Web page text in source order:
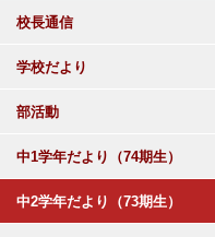
校長通信
学校だより
部活動
中1学年だより（74期生）
中2学年だより（73期生）